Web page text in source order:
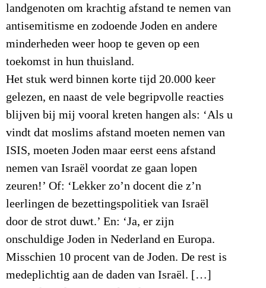
landgenoten om krachtig afstand te nemen van
antisemitisme en zodoende Joden en andere
minderheden weer hoop te geven op een
toekomst in hun thuisland.
Het stuk werd binnen korte tijd 20.000 keer
gelezen, en naast de vele begripvolle reacties
blijven bij mij vooral kreten hangen als: ‘Als u
vindt dat moslims afstand moeten nemen van
ISIS, moeten Joden maar eerst eens afstand
nemen van Israël voordat ze gaan lopen
zeuren!’ Of: ‘Lekker zo’n docent die z’n
leerlingen de bezettingspolitiek van Israël
door de strot duwt.’ En: ‘Ja, er zijn
onschuldige Joden in Nederland en Europa.
Misschien 10 procent van de Joden. De rest is
medeplichtig aan de daden van Israël. […]